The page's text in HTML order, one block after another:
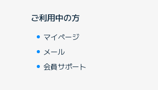
ご利用中の方
マイページ
メール
会員サポート